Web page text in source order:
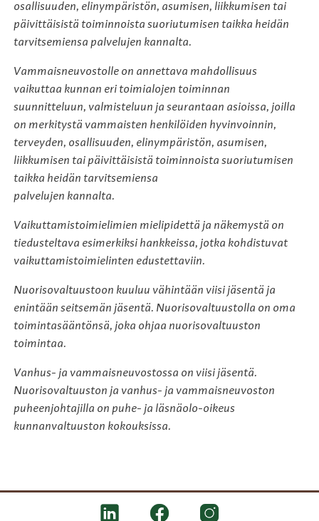
osallisuuden, elinympäristön, asumisen, liikkumisen tai
päivittäisistä toiminnoista suoriutumisen taikka heidän
tarvitsemiensa palvelujen kannalta.
Vammaisneuvostolle on annettava mahdollisuus
vaikuttaa kunnan eri toimialojen toiminnan
suunnitteluun, valmisteluun ja seurantaan asioissa, joilla
on merkitystä vammaisten henkilöiden hyvinvoinnin,
terveyden, osallisuuden, elinympäristön, asumisen,
liikkumisen tai päivittäisistä toiminnoista suoriutumisen
taikka heidän tarvitsemiensa
palvelujen kannalta.
Vaikuttamistoimielimien mielipidettä ja näkemystä on
tiedusteltava esimerkiksi hankkeissa, jotka kohdistuvat
vaikuttamistoimielinten edustettaviin.
Nuorisovaltuustoon kuuluu vähintään viisi jäsentä ja
enintään seitsemän jäsentä. Nuorisovaltuustolla on oma
toimintasääntönsä, joka ohjaa nuorisovaltuuston
toimintaa.
Vanhus- ja vammaisneuvostossa on viisi jäsentä.
Nuorisovaltuuston ja vanhus- ja vammaisneuvoston
puheenjohtajilla on puhe- ja läsnäolo-oikeus
kunnanvaltuuston kokouksissa.